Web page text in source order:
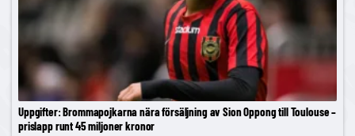
Uppgifter: Brommapojkarna nära försäljning av Sion Oppong till Toulouse –
prislapp runt 45 miljoner kronor